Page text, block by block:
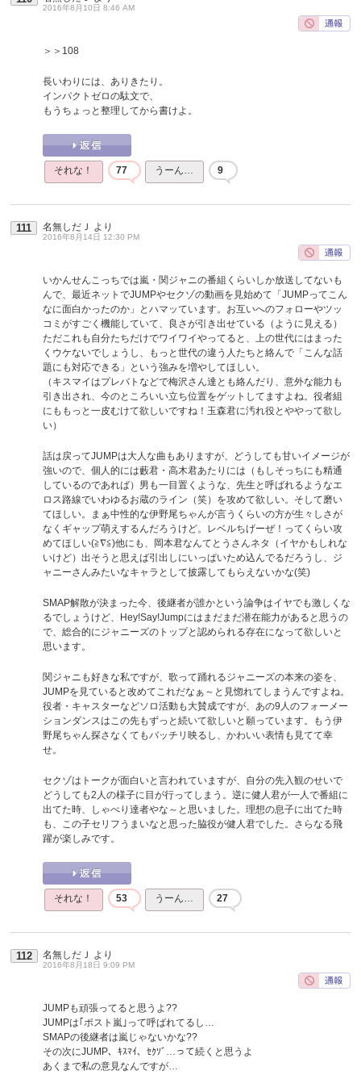
2016年8月10日 8:46 AM
＞＞108
長いわりには、ありきたり。
インパクトゼロの駄文で、
もうちょっと整理してから書けよ。
それな！ 77 うーん… 9
111 名無しだＪ より
2016年8月14日 12:30 PM
いかんせんこっちでは嵐・関ジャニの番組くらいしか放送してないも
んで、最近ネットでJUMPやセクゾの動画を見始めて「JUMPってこん
なに面白かったのか」とハマッています。お互いへのフォローやツッ
コミがすごく機能していて、良さが引き出せている（ように見える）
ただこれも自分たちだけでワイワイやってると、上の世代にはまった
くウケないでしょうし、もっと世代の違う人たちと絡んで「こんな話
題にも対応できる」という強みを増やしてほしい。
（キスマイはプレバトなどで梅沢さん達とも絡んだり、意外な能力も
引き出され、今のところいい立ち位置をゲットしてますよね。役者組
にももっと一皮むけて欲しいですね！玉森君に汚れ役とややって欲し
い）
話は戻ってJUMPは大人な曲もありますが、どうしても甘いイメージが
強いので、個人的には藪君・高木君あたりには（もしそっちにも精通
しているのであれば）男も一目置くような、先生と呼ばれるようなエ
ロス路線でいわゆるお蔵のライン（笑）を攻めて欲しい。そして磨い
てほしい。まぁ中性的な伊野尾ちゃんが言うくらいの方が生々しさが
なくギャップ萌えするんだろうけど。レベルちげーぜ！ってくらい攻
めてほしい(≧∇≦)他にも、岡本君なんてとうさんネタ（イヤかもしれな
いけど）出そうと思えば引出しにいっぱいため込んでるだろうし、ジ
ャニーさんみたいなキャラとして披露してもらえないかな(笑)
SMAP解散が決まった今、後継者が誰かという論争はイヤでも激しくな
るでしょうけど、Hey!Say!Jumpにはまだまだ潜在能力があると思うの
で、総合的にジャニーズのトップと認められる存在になって欲しいと
思います。
関ジャニも好きな私ですが、歌って踊れるジャニーズの本来の姿を、
JUMPを見ていると改めてこれだなぁ～と見惚れてしまうんですよね。
役者・キャスターなどソロ活動も大賛成ですが、あの9人のフォーメー
ションダンスはこの先もずっと続いて欲しいと願っています。もう伊
野尾ちゃん探さなくてもバッチリ映るし、かわいい表情も見てて幸
せ。
セクゾはトークが面白いと言われていますが、自分の先入観のせいで
どうしても2人の様子に目が行ってしまう。逆に健人君が一人で番組に
出てた時、しゃべり達者やな～と思いました。理想の息子に出てた時
も、この子セリフうまいなと思った脇役が健人君でした。さらなる飛
躍が楽しみです。
それな！ 53 うーん… 27
112 名無しだＪ より
2016年8月18日 9:09 PM
JUMPも頑張ってると思うよ??
JUMPは｢ポスト嵐｣って呼ばれてるし…
SMAPの後継者は嵐じゃないかな??
その次にJUMP、ｷｽﾏｲ、ｾｸｿﾞ…って続くと思うよ
あくまで私の意見なんですが…